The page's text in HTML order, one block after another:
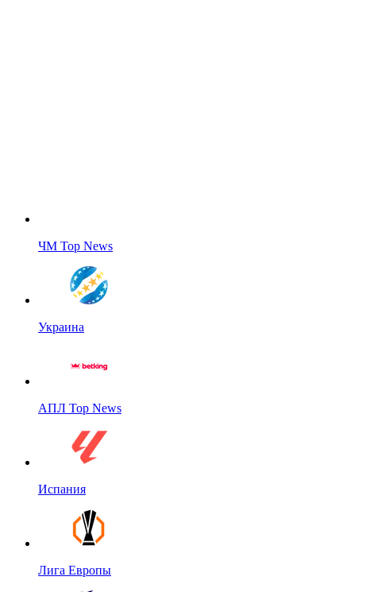
ЧМ Top News
Украина
АПЛ Top News
Испания
Лига Европы